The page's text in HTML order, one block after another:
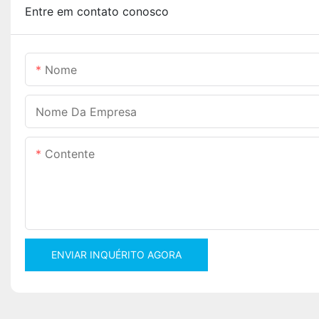
Entre em contato conosco
Nome
Nome Da Empresa
Contente
ENVIAR INQUÉRITO AGORA